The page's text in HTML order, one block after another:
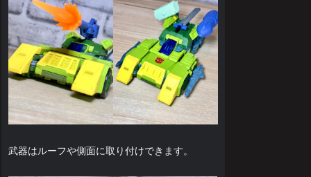
武器はルーフや側面に取り付けできます。